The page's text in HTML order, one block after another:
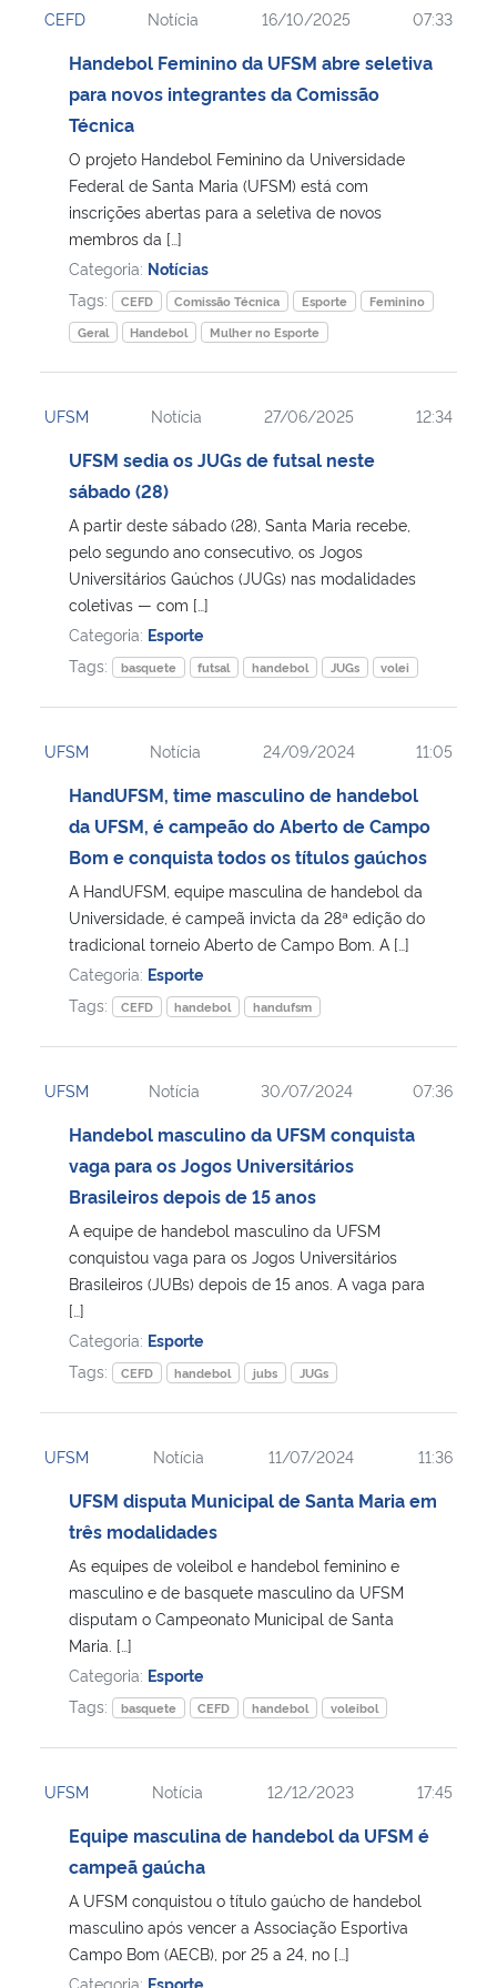
Ministério da Cidadania
Ministério de Minas e Energia
Ministério da Ciência, Tecnologia, Inovações e Comunicações
Ministério do Turismo
Ministério do Desenvolvimento Regional
Ministério da Mulher, da Família e dos Direitos Humanos
Secretaria-Geral
Secretaria de Governo
Gabinete de Segurança Institucional
CEFD Notícia 16/10/2025 07:33
Handebol Feminino da UFSM abre seletiva
para novos integrantes da Comissão
Técnica
O projeto Handebol Feminino da Universidade
Federal de Santa Maria (UFSM) está com
inscrições abertas para a seletiva de novos
membros da […]
Categoria: Notícias
Tags:
CEFD Comissão Técnica Esporte
Feminino
Geral
Handebol Mulher no Esporte
UFSM Notícia 27/06/2025 12:34
UFSM sedia os JUGs de futsal neste
sábado (28)
A partir deste sábado (28), Santa Maria recebe,
pelo segundo ano consecutivo, os Jogos
Universitários Gaúchos (JUGs) nas modalidades
coletivas — com […]
Categoria: Esporte
Tags:
basquete futsal handebol JUGs volei
UFSM Notícia 24/09/2024 11:05
HandUFSM, time masculino de handebol
da UFSM, é campeão do Aberto de Campo
Bom e conquista todos os títulos gaúchos
A HandUFSM, equipe masculina de handebol da
Universidade, é campeã invicta da 28ª edição do
tradicional torneio Aberto de Campo Bom. A […]
Categoria: Esporte
Tags:
CEFD handebol handufsm
UFSM Notícia 30/07/2024 07:36
Handebol masculino da UFSM conquista
vaga para os Jogos Universitários
Brasileiros depois de 15 anos
A equipe de handebol masculino da UFSM
conquistou vaga para os Jogos Universitários
Brasileiros (JUBs) depois de 15 anos. A vaga para
[…]
Categoria: Esporte
Tags:
CEFD handebol jubs JUGs
UFSM Notícia 11/07/2024 11:36
UFSM disputa Municipal de Santa Maria em
três modalidades
As equipes de voleibol e handebol feminino e
masculino e de basquete masculino da UFSM
disputam o Campeonato Municipal de Santa
Maria. […]
Categoria: Esporte
Tags:
basquete CEFD handebol voleibol
UFSM Notícia 12/12/2023 17:45
Equipe masculina de handebol da UFSM é
campeã gaúcha
A UFSM conquistou o título gaúcho de handebol
masculino após vencer a Associação Esportiva
Campo Bom (AECB), por 25 a 24, no […]
Categoria: Esporte